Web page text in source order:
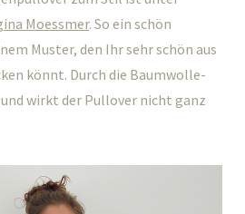
Moessmer. So ein schön
Muster, den Ihr sehr schön aus
könnt. Durch die Baumwolle-
wirkt der Pullover nicht ganz